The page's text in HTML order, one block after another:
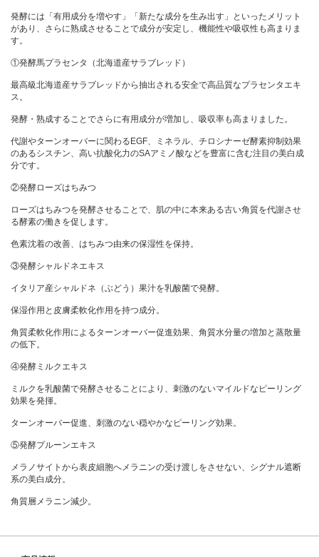
発酵には「有用成分を増やす」「新たな成分を生み出す」といったメリット
があり、さらに熟成させることで成分が安定し、機能性や吸収性も高まりま
す。
①発酵馬プラセンタ（北海道産サラブレッド）
最高級北海道産サラブレッドから抽出される安全で高品質なプラセンタエキ
ス。
発酵・熟成することでさらに有用成分が増加し、吸収率も高まりました。
代謝やターンオーバーに関わるEGF、ミネラル、チロシナーゼ酵素抑制効果
のあるシスチン、高い抗酸化力のSAアミノ酸などを豊富に含む注目の美白成
分です。
②発酵ローズはちみつ
ローズはちみつを発酵させることで、肌の中に本来ある古い角質を代謝させ
る酵素の働きを促します。
色素沈着の改善、はちみつ由来の保湿性を保持。
③発酵シャルドネエキス
イタリア産シャルドネ（ぶどう）果汁を乳酸菌で発酵。
保湿作用と皮膚柔軟化作用を持つ成分。
角質柔軟化作用によるターンオーバー促進効果、角質水分量の増加と蒸散量
の低下。
④発酵ミルクエキス
ミルクを乳酸菌で発酵させることにより、刺激のないマイルドなピーリング
効果を発揮。
ターンオーバー促進、刺激のない穏やかなピーリング効果。
⑤発酵プルーンエキス
メラノサイトから表皮細胞へメラニンの受け渡しをさせない、シグナル遮断
系の美白成分。
角質層メラニン減少。